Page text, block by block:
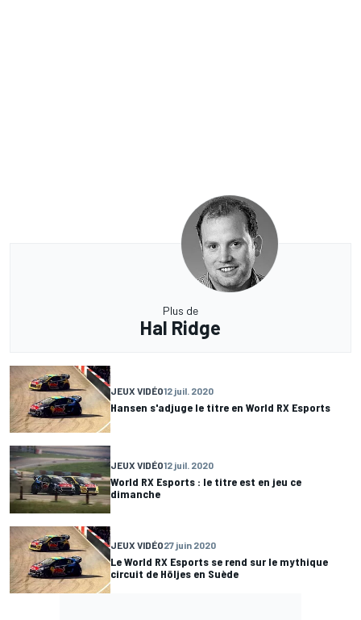
Plus de
Hal Ridge
JEUX VIDÉO12 juil. 2020
Hansen s'adjuge le titre en World RX Esports
JEUX VIDÉO12 juil. 2020
World RX Esports : le titre est en jeu ce
dimanche
JEUX VIDÉO27 juin 2020
Le World RX Esports se rend sur le mythique
circuit de Höljes en Suède